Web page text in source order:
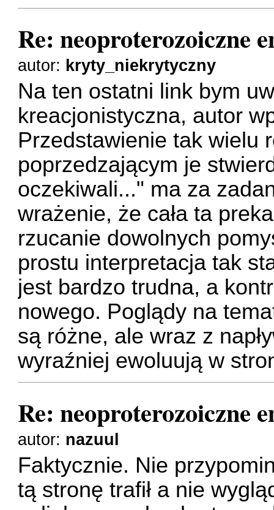
Re: neoproterozoiczne
autor: kryty_niekrytyczny
Na ten ostatni link bym
kreacjonistyczna, autor
Przedstawienie tak wielu
poprzedzającym je
oczekiwali..." ma za
wrażenie, że cała ta
rzucanie dowolnych
prostu interpretacja tak
jest bardzo trudna, a
nowego. Poglądy na
są różne, ale wraz z
wyraźniej ewoluują w
Re: neoproterozoiczne
autor: nazuul
Faktycznie. Nie
tą stronę trafił a nie